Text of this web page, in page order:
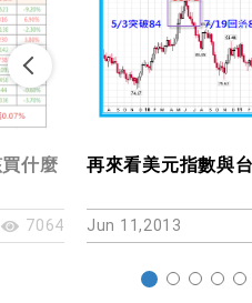
什麼
7064
再來看美元指數與
Jun 11,2013